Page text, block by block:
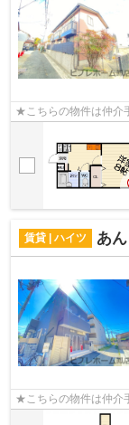
★こちらの物件は仲介
賃貸 | ハイツ あ
★こちらの物件は仲介